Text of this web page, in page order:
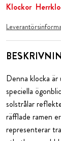
Klockor
Denna klocka
speciella
solstrålar
räfflade ramen
representerar